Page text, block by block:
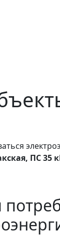
ПС 35